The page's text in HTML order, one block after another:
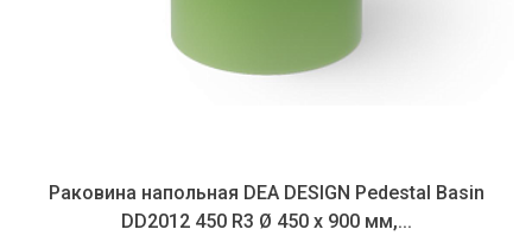
Раковина напольная DEA DESIGN Pedestal Basin
DD2012 450 R3 Ø 450 х 900 мм,...